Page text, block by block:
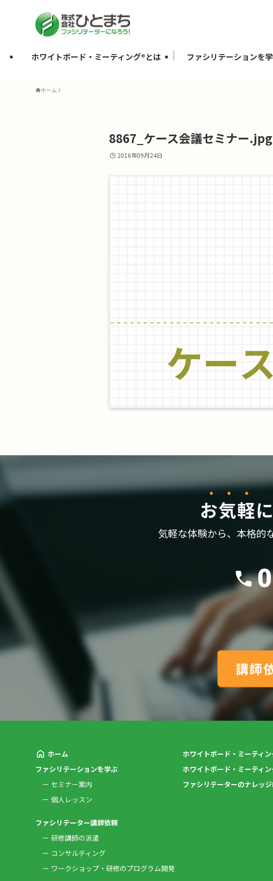
ホワイトボード・ミーティング®とは ファシリテーションを
ホーム
8867_ケース会議セミナー.jpg
2016年09月24日
お気軽に
気軽な体験から、 本格的
講師
ホーム
ファシリテーションを学ぶ
セミナー案内
個人レッスン
ファシリテーター講師依頼
研修講師の派遣
コンサルティング
ワークショップ・研修のプログラム開発
ホワイトボード・ミーティ
ホワイトボード・ミーティ
ファシリテーターのナレッ